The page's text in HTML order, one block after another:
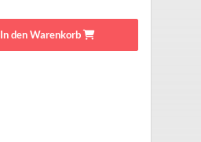
In den Warenkorb